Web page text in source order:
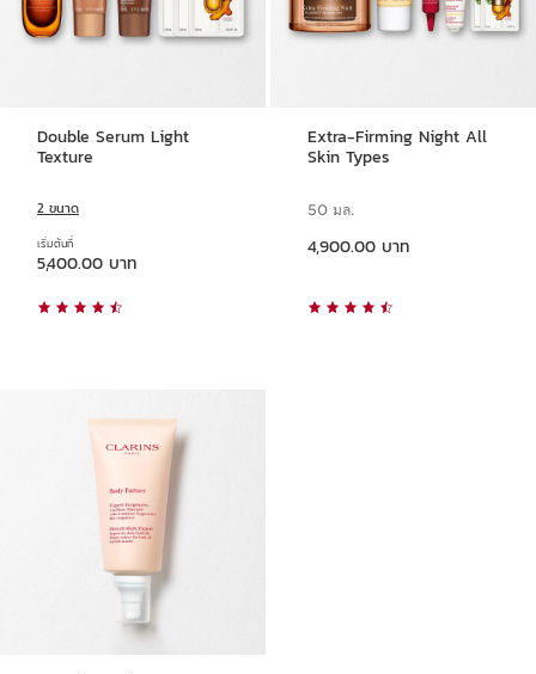
Double Serum Light
Texture
2 ขนาด
เริ่มต้นที่
ราคาปัจจุบัน 5,400.00 บาท
5,400.00 บาท
Extra-Firming Night All
Skin Types
50 มล.
4,900.00 บาท